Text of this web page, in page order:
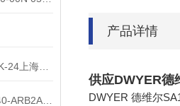
产品详情
供应DWYER德
DWYER 德维尔